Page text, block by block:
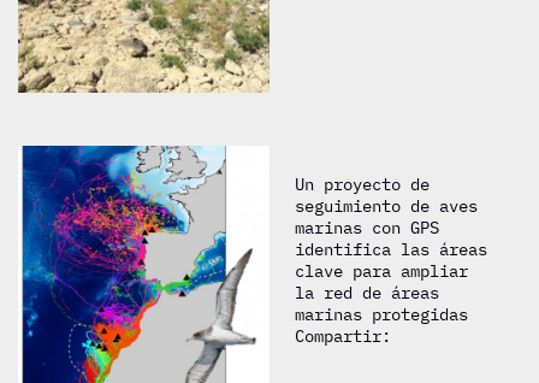
Un proyecto de
seguimiento de aves
marinas con GPS
identifica las áreas
clave para ampliar
la red de áreas
marinas protegidas
Compartir: